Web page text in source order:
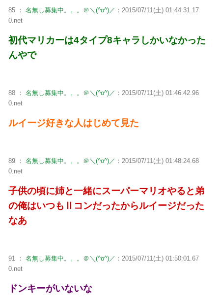
85 ： 名無し募集中。。。＠＼(^o^)／ ：2015/07/11(土) 01:44:31.17
0.net
初代マリカーは4タイプ8キャラしかいなかった
んやで
88 ： 名無し募集中。。。＠＼(^o^)／ ：2015/07/11(土) 01:46:42.96
0.net
ルイージ好きな人はじめて見た
89 ： 名無し募集中。。。＠＼(^o^)／ ：2015/07/11(土) 01:48:24.68
0.net
子供の頃に姉と一緒にスーパーマリオやると弟
の俺はいつもⅡコンだったからルイージだった
なあ
91 ： 名無し募集中。。。＠＼(^o^)／ ：2015/07/11(土) 01:50:01.67
0.net
ドンキーがいないな